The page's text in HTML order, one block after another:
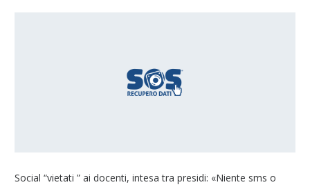
Social “vietati ” ai docenti, intesa tra presidi: «Niente sms o